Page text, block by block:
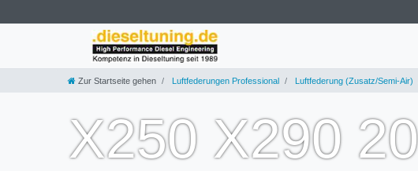
Zur Startseite gehen Luftfederungen Professional Luftfederung (Zusatz/Semi-Air)
X250 X290